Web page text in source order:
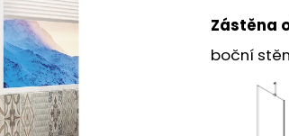
Zástěna
boční
SPRCHOVÁ ZÁSTĚNA 1000 MM